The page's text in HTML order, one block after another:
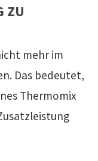
ZU
mehr im
Das bedeutet,
Thermomix